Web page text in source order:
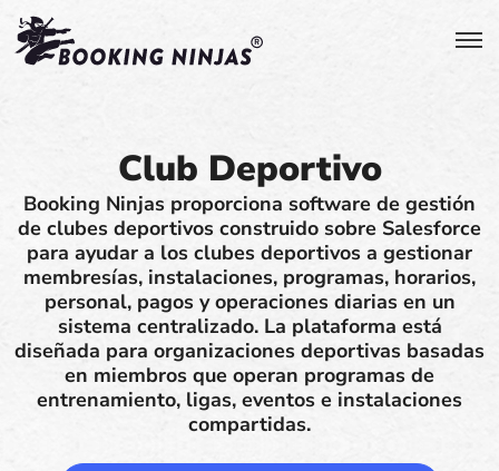
Club Deportivo
Booking Ninjas proporciona software de gestión
de clubes deportivos construido sobre Salesforce
para ayudar a los clubes deportivos a gestionar
membresías, instalaciones, programas, horarios,
personal, pagos y operaciones diarias en un
sistema centralizado. La plataforma está
diseñada para organizaciones deportivas basadas
en miembros que operan programas de
entrenamiento, ligas, eventos e instalaciones
compartidas.